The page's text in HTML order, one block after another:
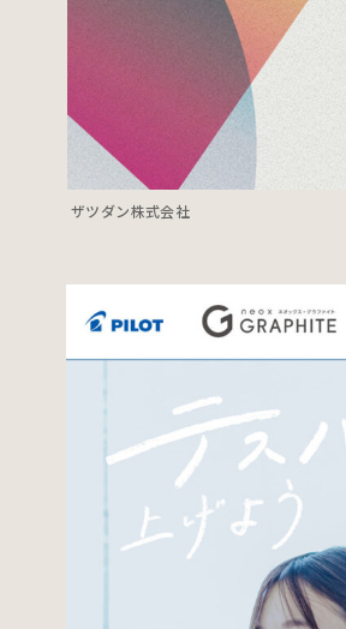
ザツダン株式会社